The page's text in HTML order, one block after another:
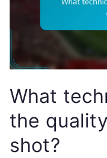
What
the
shot?